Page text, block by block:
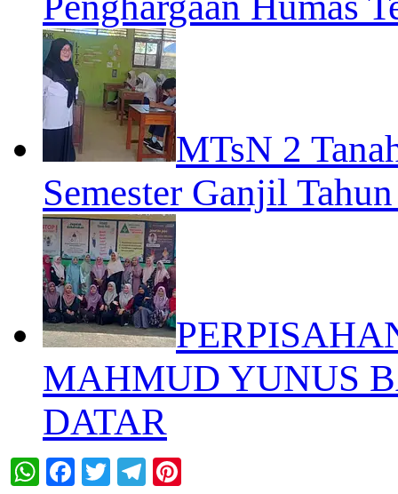
MTsN 2
Semester Ganjil
MAHMUD YUNUS
DATAR
WhatsApp
Facebook
TwitterTelegram